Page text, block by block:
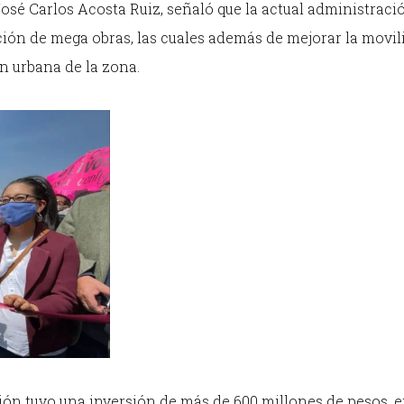
Carlos Acosta Ruiz, señaló que la actual
de mega obras, las cuales además de mejorar la
urbana de la zona.